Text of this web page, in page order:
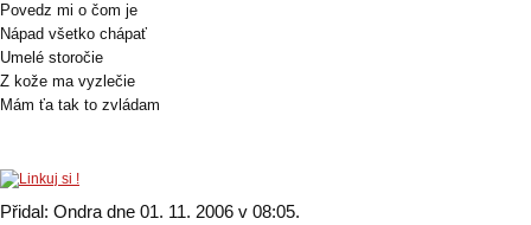
Povedz mi o čom je
Nápad všetko chápať
Umelé storočie
Z kože ma vyzlečie
Mám ťa tak to zvládam
Přidal: Ondra dne 01. 11. 2006 v 08:05.